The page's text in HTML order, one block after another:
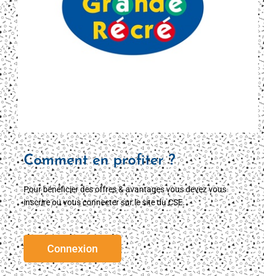
Comment en profiter ?
Pour bénéficier des offres & avantages vous devez vous
inscrire ou vous connecter sur le site du CSE.
Connexion